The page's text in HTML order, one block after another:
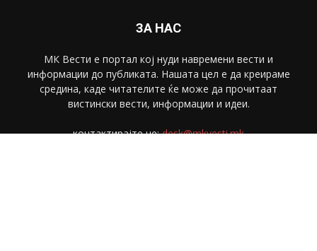
ЗА НАС
МК Вести е портал коj нуди навремени вести и
информации до публиката. Нашата цел е да креираме
средина, каде читателите ќе може да прочитаат
вистински вести, информации и идеи.
контактирајте не:desk@mkvesti.mk